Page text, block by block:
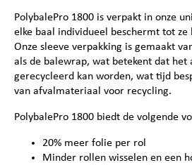
PolybalePro 1800 is verpakt in onze
elke baal individueel beschermt tot ze
Onze sleeve verpakking is gemaakt
als de balewrap, wat betekent dat het
gerecycleerd kan worden, wat tijd
van afvalmateriaal voor recycling.
PolybalePro 1800 biedt de volgende
20% meer folie per rol
Minder rollen wisselen en een